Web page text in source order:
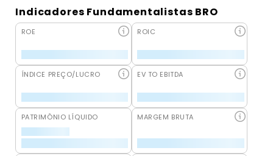
Indicadores Fundamentalistas BRO
ROE ROIC
ÍNDICE PREÇO/LUCRO EV TO EBITDA
PATRIMÔNIO LÍQUIDO MARGEM BRUTA